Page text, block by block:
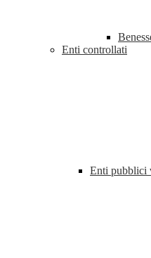
Enti controllati
Enti pubblici